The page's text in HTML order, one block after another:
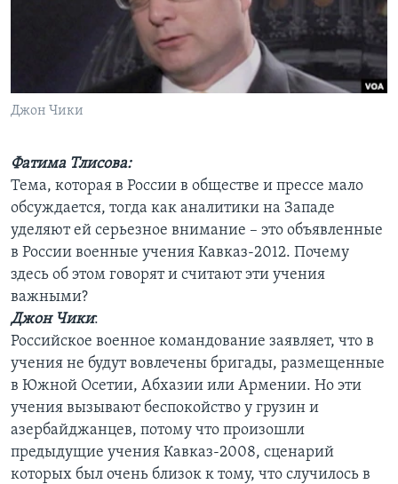
Learning English
СОЦИАЛЬНЫЕ СЕТИ
Языки
Джон Чики
Фатима Тлисова:
Тема, которая в России в обществе и прессе мало
обсуждается, тогда как аналитики на Западе
уделяют ей серьезное внимание – это объявленные
в России военные учения Кавказ-2012. Почему
здесь об этом говорят и считают эти учения
важными?
Джон Чики:
Российское военное командование заявляет, что в
учения не будут вовлечены бригады, размещенные
в Южной Осетии, Абхазии или Армении. Но эти
учения вызывают беспокойство у грузин и
азербайджанцев, потому что произошли
предыдущие учения Кавказ-2008, сценарий
которых был очень близок к тому, что случилось в